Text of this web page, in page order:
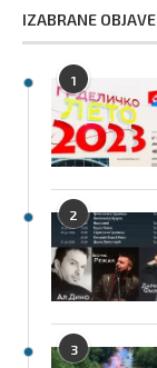
IZABRANE OBJAVE
1
2
3